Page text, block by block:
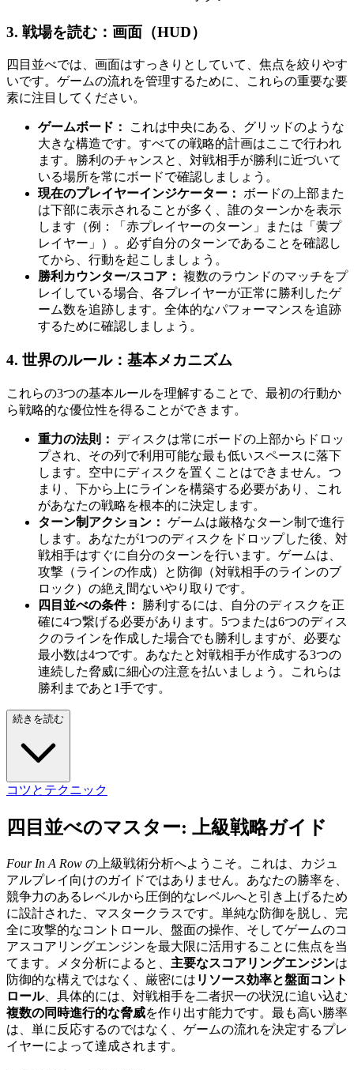
3. 戦場を読む：画面（HUD）
四目並べでは、画面はすっきりとしていて、焦点を絞りやす
いです。ゲームの流れを管理するために、これらの重要な要
素に注目してください。
ゲームボード：
これは中央にある、グリッドのような
大きな構造です。すべての戦略的計画はここで行われ
ます。勝利のチャンスと、対戦相手が勝利に近づいて
いる場所を常にボードで確認しましょう。
現在のプレイヤーインジケーター：
ボードの上部また
は下部に表示されることが多く、誰のターンかを表示
します（例：「赤プレイヤーのターン」または「黄プ
レイヤー」）。必ず自分のターンであることを確認し
てから、行動を起こしましょう。
勝利カウンター/スコア： 複数のラウンドのマッチをプ
レイしている場合、各プレイヤーが正常に勝利したゲ
ーム数を追跡します。全体的なパフォーマンスを追跡
するために確認しましょう。
4. 世界のルール：基本メカニズム
これらの3つの基本ルールを理解することで、最初の行動か
ら戦略的な優位性を得ることができます。
重力の法則：
ディスクは常にボードの上部からドロッ
プされ、その列で利用可能な最も低いスペースに落下
します。空中にディスクを置くことはできません。つ
まり、下から上にラインを構築する必要があり、これ
があなたの戦略を根本的に決定します。
ターン制アクション： ゲームは厳格なターン制で進行
します。あなたが1つのディスクをドロップした後、対
戦相手はすぐに自分のターンを行います。ゲームは、
攻撃（ラインの作成）と防御（対戦相手のラインのブ
ロック）の絶え間ないやり取りです。
四目並べの条件：
勝利するには、自分のディスクを正
確に4つ繋げる必要があります。5つまたは6つのディス
クのラインを作成した場合でも勝利しますが、必要な
最小数は4つです。あなたと対戦相手が作成する3つの
連続した脅威に細心の注意を払いましょう。これらは
勝利まであと1手です。
続きを読む
コツとテクニック
四目並べのマスター: 上級戦略ガイド
Four In A Row の上級戦術分析へようこそ。これは、カジュ
アルプレイ向けのガイドではありません。あなたの勝率を、
競争力のあるレベルから圧倒的なレベルへと引き上げるため
に設計された、マスタークラスです。単純な防御を脱し、完
全に攻撃的なコントロール、盤面の操作、そしてゲームのコ
アスコアリングエンジンを最大限に活用することに焦点を当
てます。メタ分析によると、 主要なスコアリングエンジンは
防御的な構えではなく、厳密には リソース効率と盤面コント
ロール、具体的には、対戦相手を二者択一の状況に追い込む
複数の同時進行的な脅威を作り出す能力です。最も高い勝率
は、単に反応するのではなく、ゲームの流れを決定するプレ
イヤーによって達成されます。